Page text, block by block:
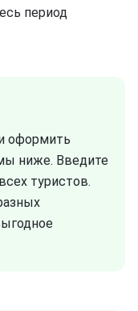
период
оформить
ниже. Введите
туристов.